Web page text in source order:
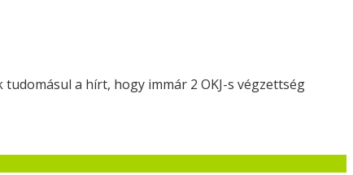
a hírt, hogy immár 2 OKJ-s végzettség